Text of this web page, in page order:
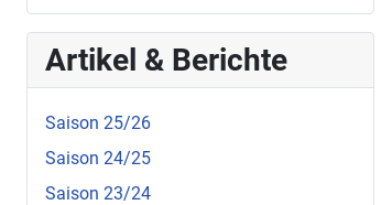
Artikel & Berichte
Saison 25/26
Saison 24/25
Saison 23/24